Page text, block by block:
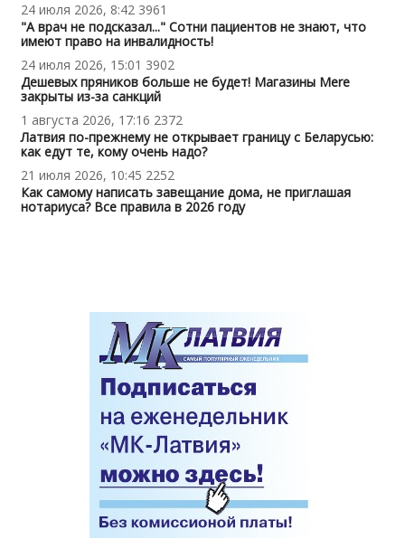
24 июля 2026, 8:42 3961
"А врач не подсказал..." Сотни пациентов не знают, что
имеют право на инвалидность!
24 июля 2026, 15:01 3902
Дешевых пряников больше не будет! Магазины Mere
закрыты из-за санкций
1 августа 2026, 17:16 2372
Латвия по-прежнему не открывает границу с Беларусью:
как едут те, кому очень надо?
21 июля 2026, 10:45 2252
Как самому написать завещание дома, не приглашая
нотариуса? Все правила в 2026 году